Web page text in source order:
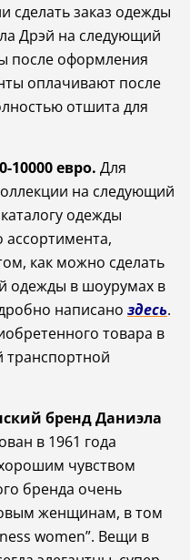
сделатьзаказ одежды
Дрэй на следующий
после оформления
оплачивают после
отшита для
евро. Для
на следующий
одежды
ассортимента,
как можно сделать
одежды в шоурумах в
написано здесь.
товара в
транспортной
брендДаниэла
в 1961 года
чувством
бренда очень
женщинам, втом
women”. Вещи в